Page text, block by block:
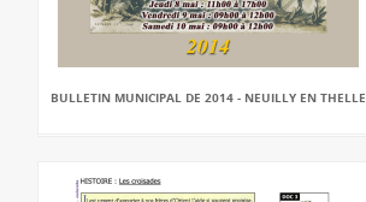
BULLETIN MUNICIPAL DE 2014 - NEUILLY EN THELLE